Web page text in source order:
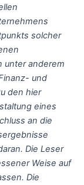
solcher
unter anderem
und
den hier
eines
an die
Die Leser
Weise auf
Die